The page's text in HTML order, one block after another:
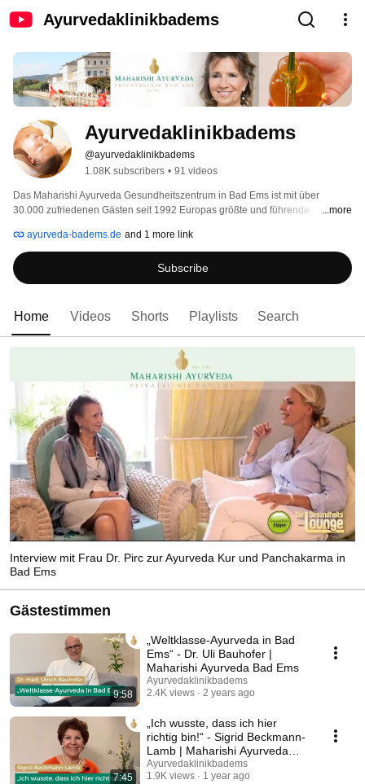
Ayurvedaklinikbadems
Ayurvedaklinikbadems
@ayurvedaklinikbadems
1.08K subscribers • 91 videos
Das Maharishi Ayurveda Gesundheitszentrum in Bad Ems ist mit über
30.000 zufriedenen Gästen seit 1992 Europas größte und führende
Gegenden Deutschlands in der charmanten Kurstadt Bad Ems an der Lahn.
Mit einer Ayurveda-Kur in unserem Hause können Sie Ihr gesundes
Gleichgewicht wiederherstellen und neue Lebensfreude gewinnen. Das
Herzstück unserer Therapie ist Panchakarma, die Ayurveda-Kur – klassisch
schwer behandelbarer chronischer Erkrankungen.
...more
ayurveda-badems.de and 1 more link
Subscribe
Home Videos Shorts Playlists Search
Interview mit Frau Dr. Pirc zur Ayurveda Kur und Panchakarma in
Bad Ems
Gästestimmen
9:58
„Weltklasse-Ayurveda in Bad
Ems“ - Dr. Uli Bauhofer |
Maharishi Ayurveda Bad Ems
Ayurvedaklinikbadems
2.4K views
2 years ago
7:45
„Ich wusste, dass ich hier
richtig bin!“ - Sigrid Beckmann-
Lamb | Maharishi Ayurveda
Bad Ems
Ayurvedaklinikbadems
1.9K views
1 year ago